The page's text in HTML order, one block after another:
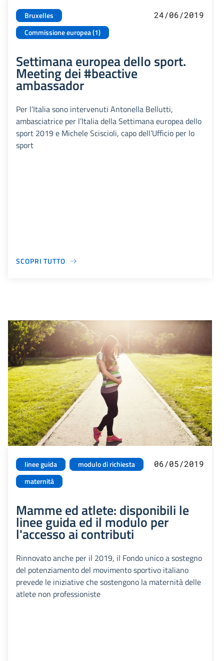
Bruxelles
Commissione europea (1)
24/06/2019
Settimana europea dello sport.
Meeting dei #beactive
ambassador
Per l’Italia sono intervenuti Antonella Bellutti,
ambasciatrice per l’Italia della Settimana europea dello
sport 2019 e Michele Sciscioli, capo dell’Ufficio per lo
sport
SCOPRI TUTTO
linee guida
modulo di richiesta
maternità
06/05/2019
Mamme ed atlete: disponibili le
linee guida ed il modulo per
l'accesso ai contributi
Rinnovato anche per il 2019, il Fondo unico a sostegno
del potenziamento del movimento sportivo italiano
prevede le iniziative che sostengono la maternità delle
atlete non professioniste